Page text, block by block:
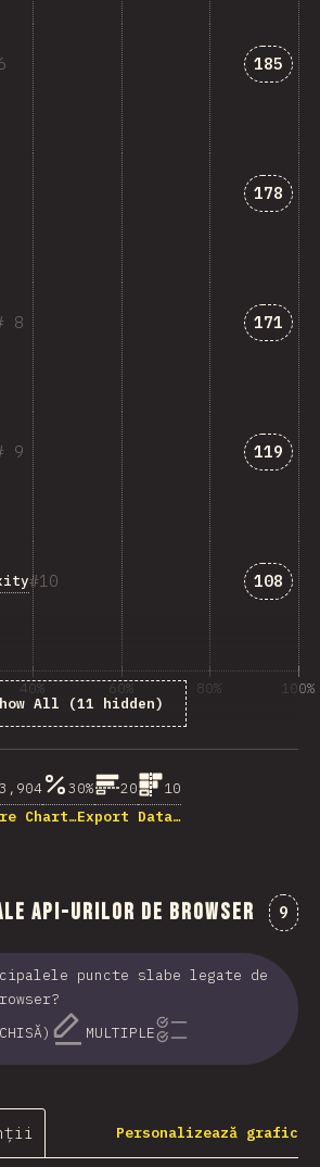
185
178
8 171
9 119
10 108
All (11 hidden)
40% 60% 80% 100%
3,904 30% 20
10
Chart…Export Data…
API-urilor de browser 9
puncte slabe legate de
MULTIPLE
Personalizează grafic